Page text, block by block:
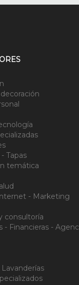
Tapas
temática
- Marketing
consultoría
- Financieras -